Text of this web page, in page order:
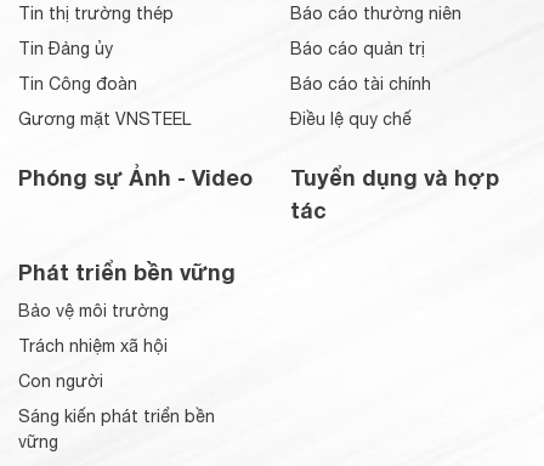
Tin thị trường thép
Tin Đảng ủy
Tin Công đoàn
Gương mặt VNSTEEL
Phóng sự Ảnh - Video
Báo cáo thường niên
Báo cáo quản trị
Báo cáo tài chính
Điều lệ quy chế
Tuyển dụng và hợp
tác
Phát triển bền vững
Bảo vệ môi trường
Trách nhiệm xã hội
Con người
Sáng kiến phát triển bền
vững